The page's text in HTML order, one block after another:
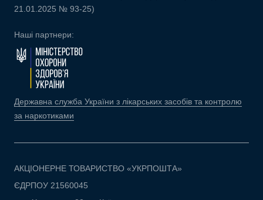
21.01.2025 № 93-25)
Наші партнери:
Державна служба України з лікарських засобів та контролю
за наркотиками
АКЦІОНЕРНЕ ТОВАРИСТВО «УКРПОШТА»
ЄДРПОУ 21560045